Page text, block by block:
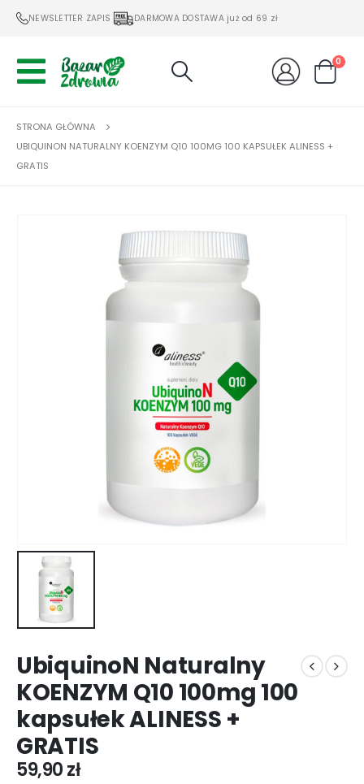
NEWSLETTER ZAPIS DARMOWA DOSTAWA już od 69 zł
0
STRONA GŁÓWNA
UBIQUINON NATURALNY KOENZYM Q10 100MG 100 KAPSUŁEK ALINESS +
GRATIS
UbiquinoN Naturalny
KOENZYM Q10 100mg 100
kapsułek ALINESS +
GRATIS
59,90zł